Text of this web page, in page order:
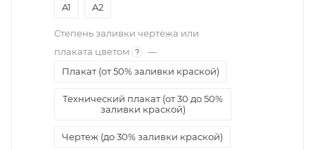
A1 A2
Степень заливки чертежа или
плаката цветом
?
—
Плакат (от 50% заливки краской)
Технический плакат (от 30 до 50%
заливки краской)
Чертеж (до 30% заливки краской)